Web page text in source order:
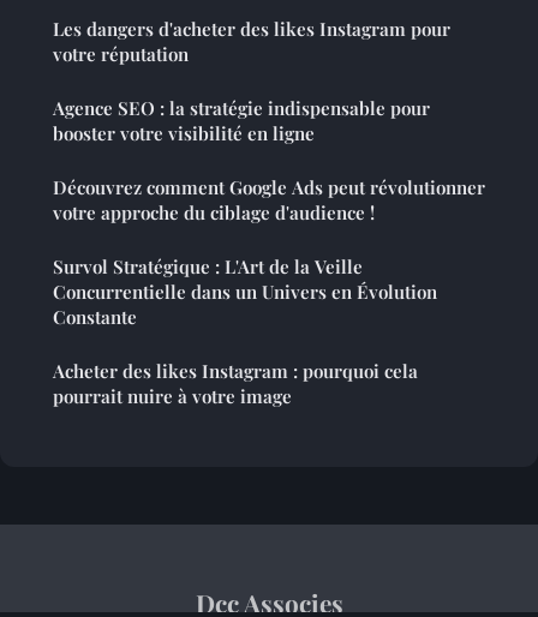
Les dangers d'acheter des likes Instagram pour
votre réputation
Agence SEO : la stratégie indispensable pour
booster votre visibilité en ligne
Découvrez comment Google Ads peut révolutionner
votre approche du ciblage d'audience !
Survol Stratégique : L'Art de la Veille
Concurrentielle dans un Univers en Évolution
Constante
Acheter des likes Instagram : pourquoi cela
pourrait nuire à votre image
Dcc Associes